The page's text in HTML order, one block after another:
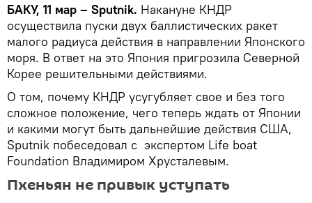
БАКУ, 11 мар – Sputnik. Накануне КНДР
осуществила пуски двух баллистических ракет
малого радиуса действия в направлении Японского
моря. В ответ на это Япония пригрозила Северной
Корее решительными действиями.
О том, почему КНДР усугубляет свое и без того
сложное положение, чего теперь ждать от Японии
и какими могут быть дальнейшие действия США,
Sputnik побеседовал с экспертом Life boat
Foundation Владимиром Хрусталевым.
Пхеньян не привык уступать